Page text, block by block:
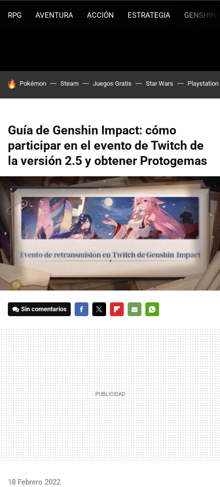
RPG AVENTURA ACCIÓN ESTRATEGIA GENSHIN
HOY SE HABLA DE
Pokémon Steam Juegos Gratis Star Wars Playstation
Guía de Genshin Impact: cómo
participar en el evento de Twitch de
la versión 2.5 y obtener Protogemas
Sin comentarios
MAIL
18 Febrero 2022